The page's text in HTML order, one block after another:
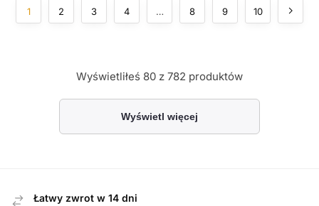
1 2 3 4 … 8 9 10
Wyświetliłeś 80 z 782 produktów
Wyświetl więcej
Łatwy zwrot w 14 dni